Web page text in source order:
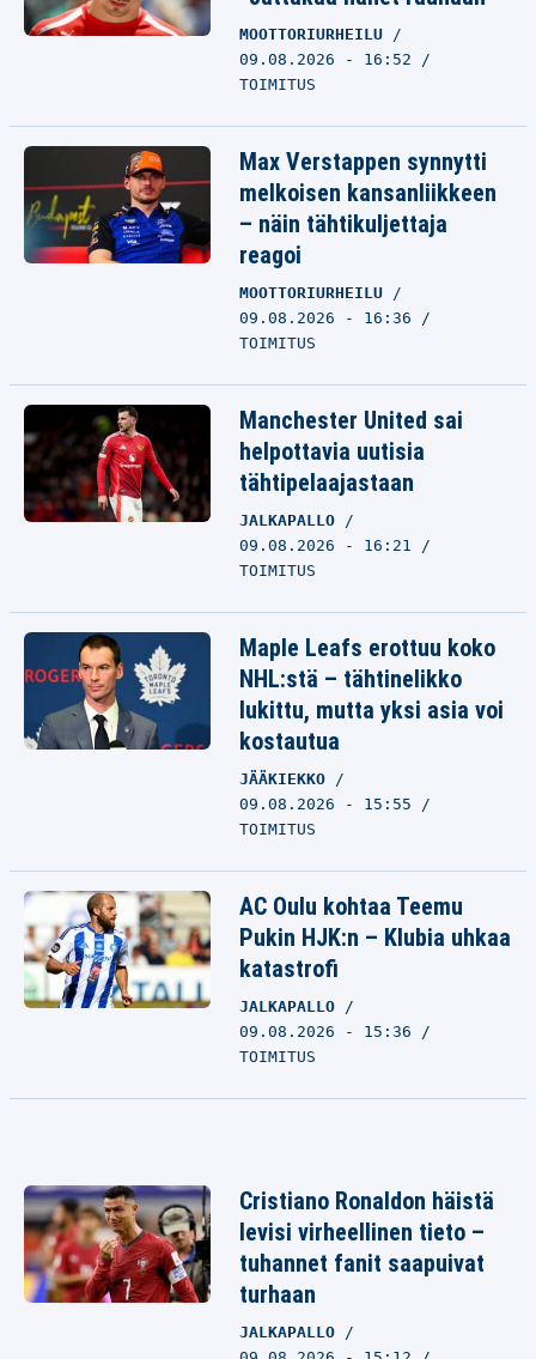
MOOTTORIURHEILU
09.08.2026 - 16:52
TOIMITUS
Max Verstappen synnytti
melkoisen kansanliikkeen
– näin tähtikuljettaja
reagoi
MOOTTORIURHEILU
09.08.2026 - 16:36
TOIMITUS
Manchester United sai
helpottavia uutisia
tähtipelaajastaan
JALKAPALLO
09.08.2026 - 16:21
TOIMITUS
Maple Leafs erottuu koko
NHL:stä – tähtinelikko
lukittu, mutta yksi asia voi
kostautua
JÄÄKIEKKO
09.08.2026 - 15:55
TOIMITUS
AC Oulu kohtaa Teemu
Pukin HJK:n – Klubia uhkaa
katastrofi
JALKAPALLO
09.08.2026 - 15:36
TOIMITUS
Cristiano Ronaldon häistä
levisi virheellinen tieto –
tuhannet fanit saapuivat
turhaan
JALKAPALLO